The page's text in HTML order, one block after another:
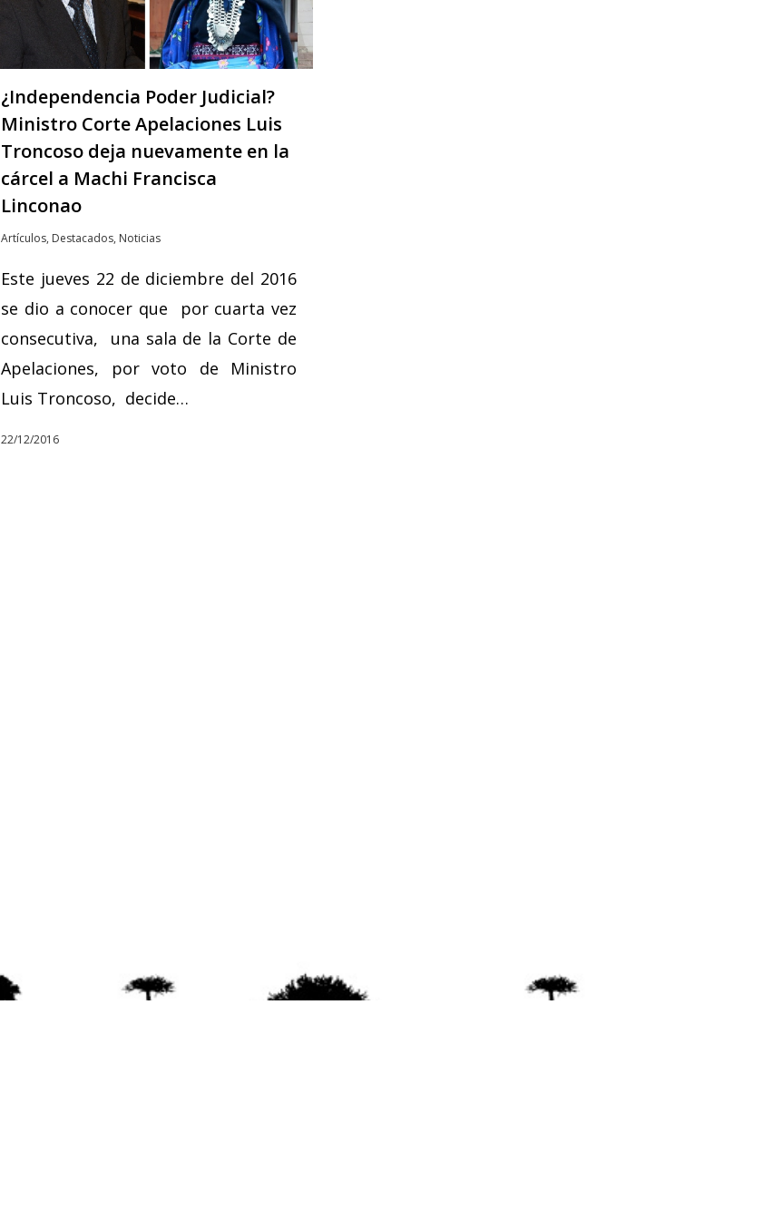
¿Independencia Poder Judicial?
Ministro Corte Apelaciones Luis
Troncoso deja nuevamente en la
cárcel a Machi Francisca
Linconao
Artículos, Destacados, Noticias
Este jueves 22 de diciembre del 2016
se dio a conocer que por cuarta vez
consecutiva, una sala de la Corte de
Apelaciones, por voto de Ministro
Luis Troncoso, decide…
22/12/2016